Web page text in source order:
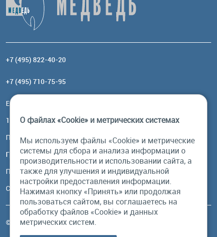
+7 (495) 822-40-20
+7 (495) 710-75-95
Email:
117485, Москва, ул. Профсоюзная, 84/32, корп 1
Посмотреть на карте
График работы
Пн-Пт: с 10:00 до 18:00
Сб, Вс: выходной
© Бурый Медведь MMXXVI. Все права защищены.
О файлах «Cookie» и метрических системах
Мы используем файлы «Cookie» и метрические
системы для сбора и анализа информации о
производительности и использовании сайта, а
также для улучшения и индивидуальной
настройки предоставления информации.
Нажимая кнопку «Принять» или продолжая
пользоваться сайтом, вы соглашаетесь на
обработку файлов «Cookie» и данных
метрических систем.